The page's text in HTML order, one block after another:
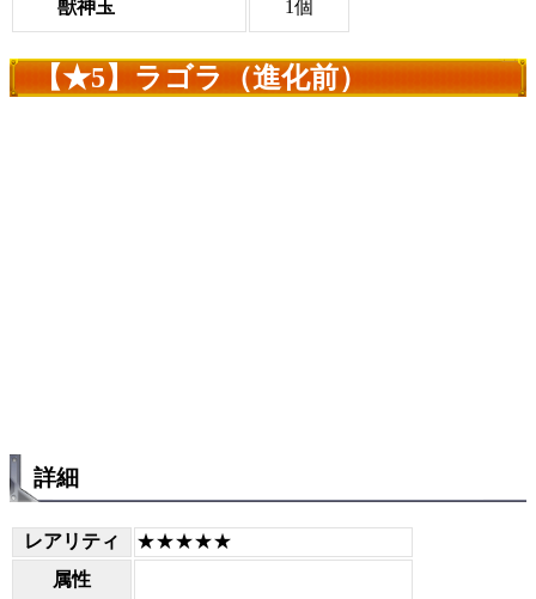
獣神玉 1個
【★5】ラゴラ（進化前）
詳細
レアリティ
★★★★★
属性